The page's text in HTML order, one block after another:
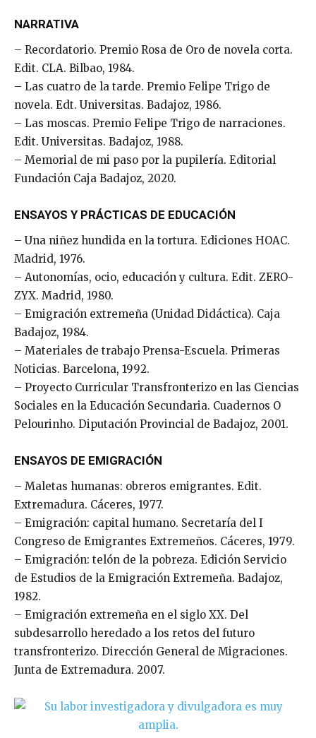
NARRATIVA
– Recordatorio. Premio Rosa de Oro de novela corta.
Edit. CLA. Bilbao, 1984.
– Las cuatro de la tarde. Premio Felipe Trigo de
novela. Edt. Universitas. Badajoz, 1986.
– Las moscas. Premio Felipe Trigo de narraciones.
Edit. Universitas. Badajoz, 1988.
– Memorial de mi paso por la pupilería. Editorial
Fundación Caja Badajoz, 2020.
ENSAYOS Y PRÁCTICAS DE EDUCACIÓN
– Una niñez hundida en la tortura. Ediciones HOAC.
Madrid, 1976.
– Autonomías, ocio, educación y cultura. Edit. ZERO-
ZYX. Madrid, 1980.
– Emigración extremeña (Unidad Didáctica). Caja
Badajoz, 1984.
– Materiales de trabajo Prensa-Escuela. Primeras
Noticias. Barcelona, 1992.
– Proyecto Curricular Transfronterizo en las Ciencias
Sociales en la Educación Secundaria. Cuadernos O
Pelourinho. Diputación Provincial de Badajoz, 2001.
ENSAYOS DE EMIGRACIÓN
– Maletas humanas: obreros emigrantes. Edit.
Extremadura. Cáceres, 1977.
– Emigración: capital humano. Secretaría del I
Congreso de Emigrantes Extremeños. Cáceres, 1979.
– Emigración: telón de la pobreza. Edición Servicio
de Estudios de la Emigración Extremeña. Badajoz,
1982.
– Emigración extremeña en el siglo XX. Del
subdesarrollo heredado a los retos del futuro
transfronterizo. Dirección General de Migraciones.
Junta de Extremadura. 2007.